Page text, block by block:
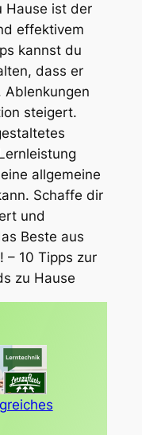
Hause ist der
effektivem
kannst du
dass er
steigert.
allgemeine
Schaffe dir
und
Beste aus
– 10 Tipps zur
zu Hause